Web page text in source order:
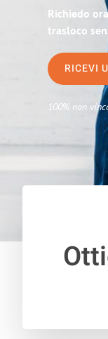
Richiedo
trasloco
RICEVI
100% non